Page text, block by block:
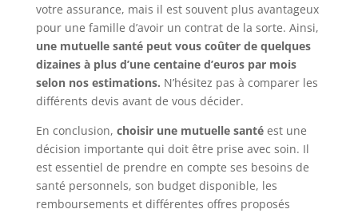
votre assurance, mais il est souvent plus avantageux
pour une famille d’avoir un contrat de la sorte. Ainsi,
une mutuelle santé peut vous coûter de quelques
dizaines à plus d’une centaine d’euros par mois
selon nos estimations. N’hésitez pas à comparer les
différents devis avant de vous décider.
En conclusion, choisir une mutuelle santéest une
décision importante qui doit être prise avec soin. Il
est essentiel de prendre en compte ses besoins de
santé personnels, son budget disponible, les
remboursements et différentes offres proposés